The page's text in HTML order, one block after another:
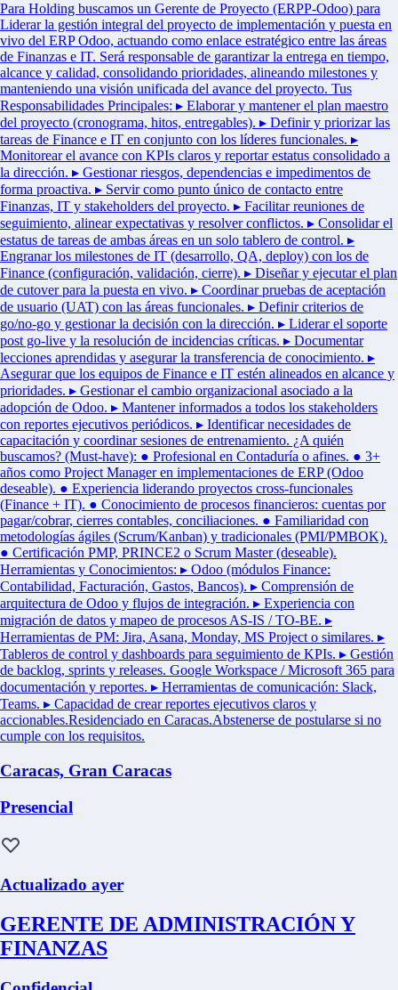
Para Holding buscamos un Gerente de Proyecto (ERPP-Odoo) para
Liderar la gestión integral del proyecto de implementación y puesta en
vivo del ERP Odoo, actuando como enlace estratégico entre las áreas
de Finanzas e IT. Será responsable de garantizar la entrega en tiempo,
alcance y calidad, consolidando prioridades, alineando milestones y
manteniendo una visión unificada del avance del proyecto. Tus
Responsabilidades Principales: ▸ Elaborar y mantener el plan maestro
del proyecto (cronograma, hitos, entregables). ▸ Definir y priorizar las
tareas de Finance e IT en conjunto con los líderes funcionales. ▸
Monitorear el avance con KPIs claros y reportar estatus consolidado a
la dirección. ▸ Gestionar riesgos, dependencias e impedimentos de
forma proactiva. ▸ Servir como punto único de contacto entre
Finanzas, IT y stakeholders del proyecto. ▸ Facilitar reuniones de
seguimiento, alinear expectativas y resolver conflictos. ▸ Consolidar el
estatus de tareas de ambas áreas en un solo tablero de control. ▸
Engranar los milestones de IT (desarrollo, QA, deploy) con los de
Finance (configuración, validación, cierre). ▸ Diseñar y ejecutar el plan
de cutover para la puesta en vivo. ▸ Coordinar pruebas de aceptación
de usuario (UAT) con las áreas funcionales. ▸ Definir criterios de
go/no-go y gestionar la decisión con la dirección. ▸ Liderar el soporte
post go-live y la resolución de incidencias críticas. ▸ Documentar
lecciones aprendidas y asegurar la transferencia de conocimiento. ▸
Asegurar que los equipos de Finance e IT estén alineados en alcance y
prioridades. ▸ Gestionar el cambio organizacional asociado a la
adopción de Odoo. ▸ Mantener informados a todos los stakeholders
con reportes ejecutivos periódicos. ▸ Identificar necesidades de
capacitación y coordinar sesiones de entrenamiento. ¿A quién
buscamos? (Must-have): ● Profesional en Contaduría o afines. ● 3+
años como Project Manager en implementaciones de ERP (Odoo
deseable). ● Experiencia liderando proyectos cross-funcionales
(Finance + IT). ● Conocimiento de procesos financieros: cuentas por
pagar/cobrar, cierres contables, conciliaciones. ● Familiaridad con
metodologías ágiles (Scrum/Kanban) y tradicionales (PMI/PMBOK).
● Certificación PMP, PRINCE2 o Scrum Master (deseable).
Herramientas y Conocimientos: ▸ Odoo (módulos Finance:
Contabilidad, Facturación, Gastos, Bancos). ▸ Comprensión de
arquitectura de Odoo y flujos de integración. ▸ Experiencia con
migración de datos y mapeo de procesos AS-IS / TO-BE. ▸
Herramientas de PM: Jira, Asana, Monday, MS Project o similares. ▸
Tableros de control y dashboards para seguimiento de KPIs. ▸ Gestión
de backlog, sprints y releases. Google Workspace / Microsoft 365 para
documentación y reportes. ▸ Herramientas de comunicación: Slack,
Teams. ▸ Capacidad de crear reportes ejecutivos claros y
accionables.Residenciado en Caracas.Abstenerse de postularse si no
cumple con los requisitos.
Caracas, Gran Caracas
Presencial
Actualizado ayer
GERENTE DE ADMINISTRACIÓN Y
FINANZAS